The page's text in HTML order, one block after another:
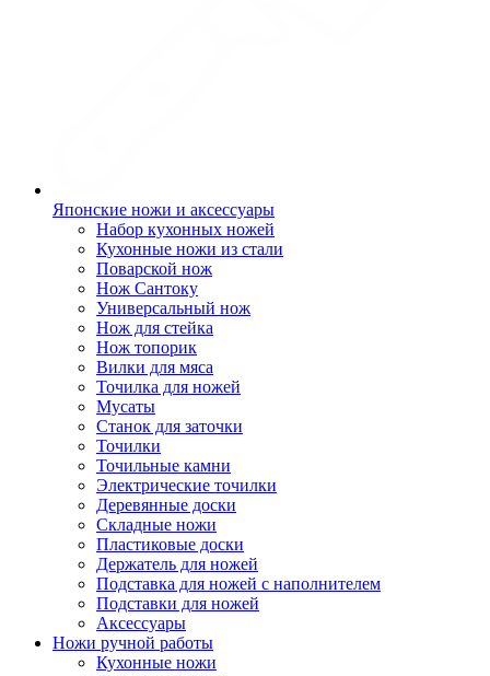
Японские ножи и аксессуары
Набор кухонных ножей
Кухонные ножи из стали
Поварской нож
Нож Сантоку
Универсальный нож
Нож для стейка
Нож топорик
Вилки для мяса
Точилка для ножей
Мусаты
Станок для заточки
Точилки
Точильные камни
Электрические точилки
Деревянные доски
Складные ножи
Пластиковые доски
Держатель для ножей
Подставка для ножей с наполнителем
Подставки для ножей
Аксессуары
Ножи ручной работы
Кухонные ножи